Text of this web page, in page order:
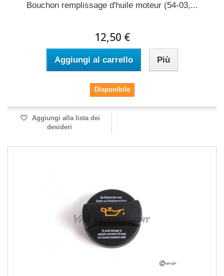
Bouchon remplissage d'huile moteur (54-03,...
12,50 €
Aggiungi al carrello Più
Disponibile
Aggiungi alla lista dei
desideri